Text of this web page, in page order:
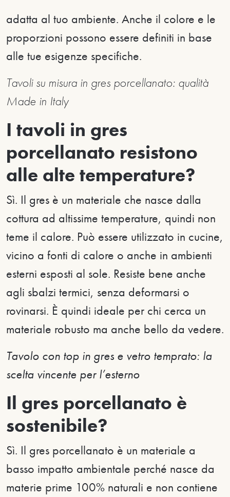
adatta al tuo ambiente. Anche il colore e le
proporzioni possono essere definiti in base
alle tue esigenze specifiche.
Tavoli su misura in gres porcellanato: qualità
Made in Italy
I tavoli in gres
porcellanato resistono
alle alte temperature?
Sì. Il gres è un materiale che nasce dalla
cottura ad altissime temperature, quindi non
teme il calore. Può essere utilizzato in cucine,
vicino a fonti di calore o anche in ambienti
esterni esposti al sole. Resiste bene anche
agli sbalzi termici, senza deformarsi o
rovinarsi. È quindi ideale per chi cerca un
materiale robusto ma anche bello da vedere.
Tavolo con top in gres e vetro temprato: la
scelta vincente per l’esterno
Il gres porcellanato è
sostenibile?
Sì. Il gres porcellanato è un materiale a
basso impatto ambientale perché nasce da
materie prime 100% naturali e non contiene